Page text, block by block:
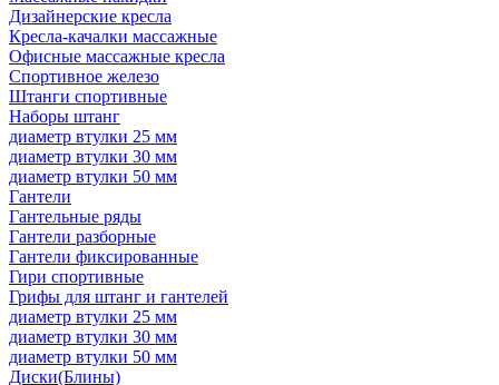
Дизайнерские кресла
Кресла-качалки массажные
Офисные массажные кресла
Спортивное железо
Штанги спортивные
Наборы штанг
диаметр втулки 25 мм
диаметр втулки 30 мм
диаметр втулки 50 мм
Гантели
Гантельные ряды
Гантели разборные
Гантели фиксированные
Гири спортивные
Грифы для штанг и гантелей
диаметр втулки 25 мм
диаметр втулки 30 мм
диаметр втулки 50 мм
Диски(Блины)